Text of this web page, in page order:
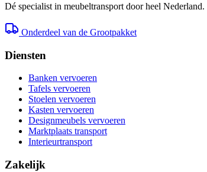
Dé specialist in meubeltransport door heel
Onderdeel van de Grootpakket
Diensten
Banken vervoeren
Tafels vervoeren
Stoelen vervoeren
Kasten vervoeren
Designmeubels vervoeren
Marktplaats transport
Interieurtransport
Zakelijk